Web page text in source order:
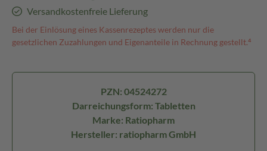
Versandkostenfreie Lieferung
Bei der Einlösung eines Kassenrezeptes werden nur die
gesetzlichen Zuzahlungen und Eigenanteile in Rechnung gestellt.⁴
PZN: 04524272
Darreichungsform: Tabletten
Marke: Ratiopharm
Hersteller: ratiopharm GmbH